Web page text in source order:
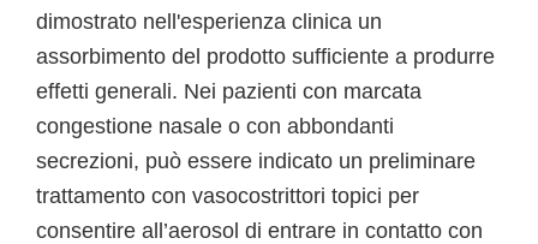
dimostrato nell'esperienza clinica un
assorbimento del prodotto sufficiente a produrre
effetti generali. Nei pazienti con marcata
congestione nasale o con abbondanti
secrezioni, può essere indicato un preliminare
trattamento con vasocostrittori topici per
consentire all’aerosol di entrare in contatto con